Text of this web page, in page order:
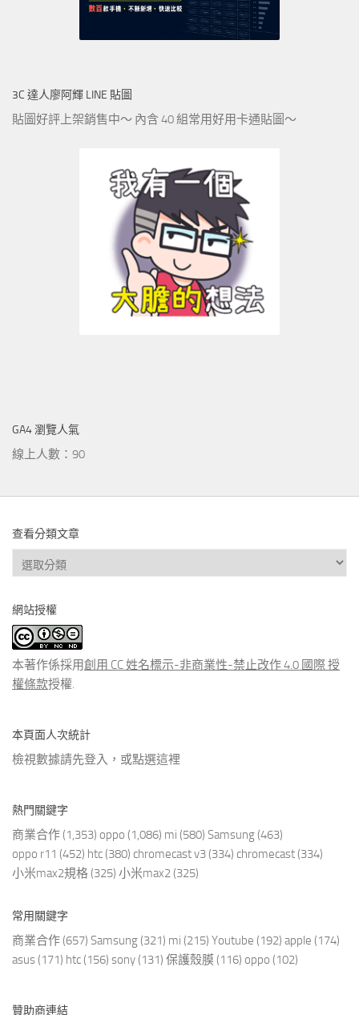
3C 達人廖阿輝 LINE 貼圖
貼圖好評上架銷售中～ 內含 40 組常用好用卡通貼圖～
GA4 瀏覽人氣
線上人數：90
查看分類文章
查
看
類
文
章
網站授權
本著作係採用創用 CC 姓名標示-非商業性-禁止改作 4.0 國際 授
權條款授權.
本頁面人次統計
檢視數據請先登入，或點選這裡
熱門關鍵字
商業合作 (1,353) oppo (1,086) mi (580) Samsung (463)
oppo r11 (452) htc (380) chromecast v3 (334) chromecast (334)
小米max2規格 (325) 小米max2 (325)
常用關鍵字
商業合作 (657) Samsung (321) mi (215) Youtube (192) apple (174)
asus (171) htc (156) sony (131) 保護殼膜 (116) oppo (102)
贊助商連結